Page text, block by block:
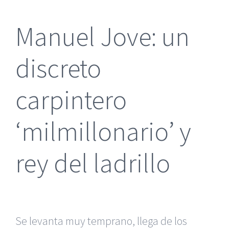
Manuel Jove: un
discreto
carpintero
‘milmillonario’ y
rey del ladrillo
Se levanta muy temprano, llega de los